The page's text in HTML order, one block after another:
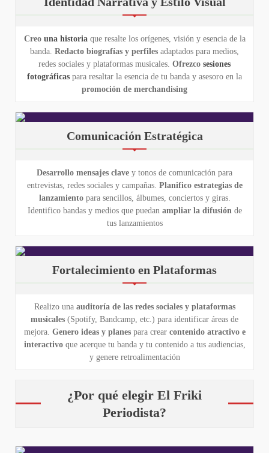
Creo una historia que resalte los orígenes, visión y esencia de la
banda. Redacto biografías y perfiles adaptados para medios,
redes sociales y plataformas musicales. Ofrezco sesiones
fotográficas para resaltar la esencia de tu banda y asesoro en la
promoción de merchandising
Comunicación Estratégica
Desarrollo mensajes clave y tonos de comunicación para
entrevistas, redes sociales y campañas. Planifico estrategias de
lanzamientopara sencillos, álbumes, conciertos y giras.
Identifico bandas y medios que puedan ampliar la difusión de
tus lanzamientos
Fortalecimiento en Plataformas
Realizo una auditoría de las redes sociales y plataformas
musicales (Spotify, Bandcamp, etc.) para identificar áreas de
mejora. Genero ideas y planes para crear contenido atractivo e
interactivoque acerque tu banda y tu contenido a tus audiencias,
y genere retroalimentación
¿Por qué elegir El Friki
Periodista?